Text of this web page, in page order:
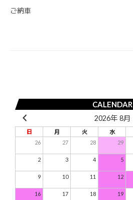
ビ
ン
ご納車
CALENDAR
2026年 8月
日 月 火 水
26
27 28 29
2 3 4 5
9 10 11 12
16 17 18 19